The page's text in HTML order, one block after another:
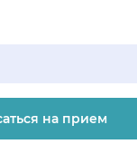
на прием